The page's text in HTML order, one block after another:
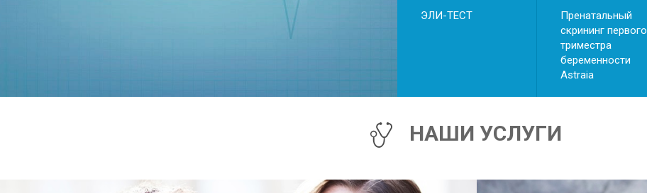
ЭЛИ-ТЕСТ
Пренатальный
скрининг первого
триместра
беременности
Astraiа
НАШИ УСЛУГИ